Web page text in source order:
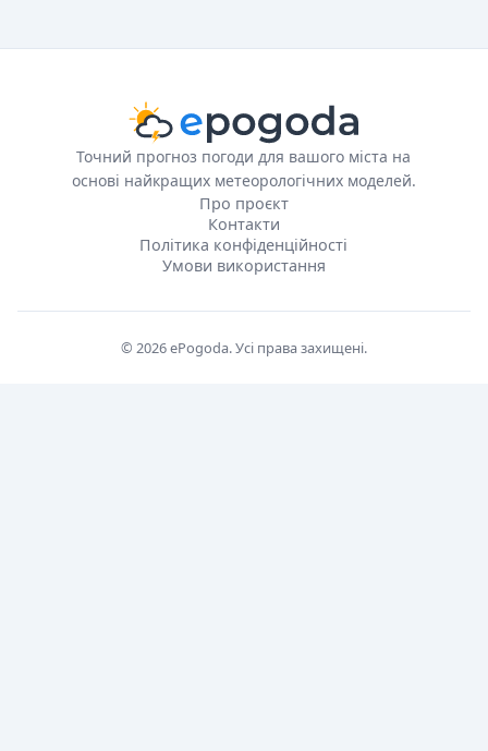
Точний прогноз погоди для вашого міста на
основі найкращих метеорологічних моделей.
Про проєкт
Контакти
Політика конфіденційності
Умови використання
© 2026 ePogoda. Усі права захищені.